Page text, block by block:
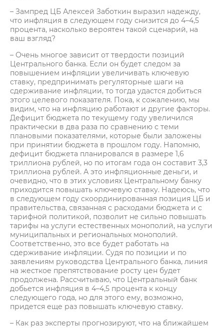
– Зампред ЦБ Алексей Заботкин выразил надежду,
что инфляция в следующем году снизится до 4–4,5
процента, насколько вероятен такой сценарий, на
ваш взгляд?
– Очень многое зависит от твердости позиций
Центрального банка. Если он будет следом за
повышением инфляции увеличивать ключевую
ставку, предпринимать регуляторные шаги на
сдерживание инфляции, то тогда удастся добиться
этого целевого показателя. Пока, к сожалению, мы
видим, что на инфляцию работают и другие факторы.
Дефицит бюджета по текущему году увеличился
практически в два раза по сравнению с теми
плановыми показателями, которые были заложены
при принятии бюджета в прошлом году. Напомню,
дефицит бюджета планировался в размере 1,6
триллиона рублей, но по итогам года он составит 3,3
триллиона рублей. А это инфляционные деньги, и
очевидно, что в этих условиях Центральному банку
приходится повышать ключевую ставку. Надеюсь, что
в следующем году скоординированная позиция ЦБ и
правительства, связанная с расходами бюджета и с
тарифной политикой, позволит не сильно повышать
тарифы на услуги естественных монополий, на услуги
муниципальных и региональных монополий.
Соответственно, это все будет работать на
сдерживание инфляции. Судя по позиции и по
заявлениям руководства Центрального банка, линия
на жесткое препятствование росту цен будет
продолжена. Рассчитываю, что Центральный банк
добьется инфляция в 4–4,5 процента к концу
следующего года, но для этого ему, возможно,
придется еще раз повышать ключевую ставку.
– Как раз эксперты прогнозируют, что на ближайшем